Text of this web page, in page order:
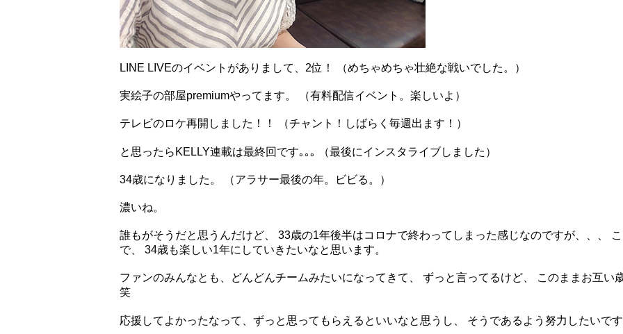
LINE LIVEのイベントがありまして、2位！ （めちゃめちゃ壮絶な戦いでした。）
実絵子の部屋premiumやってます。 （有料配信イベント。楽しいよ）
テレビのロケ再開しました！！ （チャント！しばらく毎週出ます！）
と思ったらKELLY連載は最終回です｡｡｡ （最後にインスタライブしました）
34歳になりました。 （アラサー最後の年。ビビる。）
濃いね。
誰もがそうだと思うんだけど、 33歳の1年後半はコロナで終わってしまった感じなのですが、、、
で、 34歳も楽しい1年にしていきたいなと思います。
ファンのみんなとも、どんどんチームみたいになってきて、 ずっと言ってるけど、 このままお互い
笑
応援してよかったなって、ずっと思ってもらえるといいなと思うし、 そうであるよう努力したいで